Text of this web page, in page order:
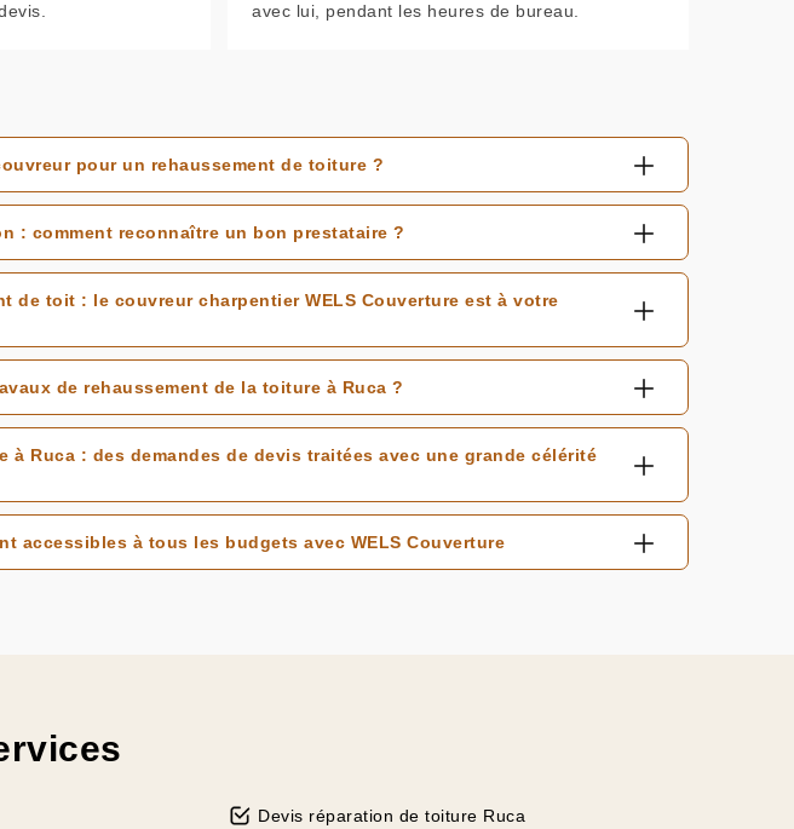
avec lui, pendant les heures de bureau.
pour un rehaussement de toiture ?
: comment reconnaître un bon prestataire ?
de toit : le couvreur charpentier WELS Couverture est à votre
de rehaussement de la toiture à Ruca ?
à Ruca : des demandes de devis traitées avec une grande célérité
accessibles à tous les budgets avec WELS Couverture
Devis réparation de toiture Ruca